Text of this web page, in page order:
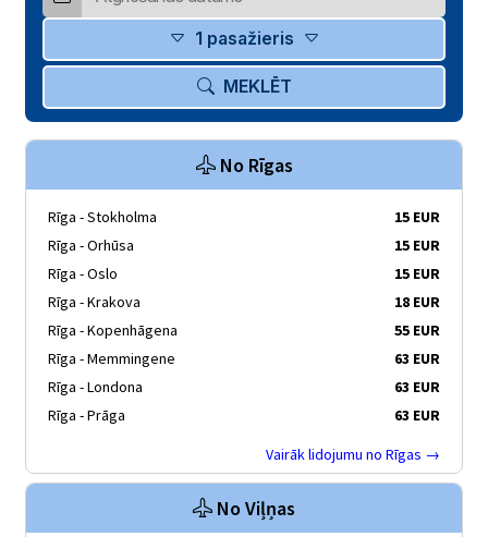
1 pasažieris
MEKLĒT
No Rīgas
Rīga - Stokholma
15 EUR
Rīga - Orhūsa
15 EUR
Rīga - Oslo
15 EUR
Rīga - Krakova
18 EUR
Rīga - Kopenhāgena
55 EUR
Rīga - Memmingene
63 EUR
Rīga - Londona
63 EUR
Rīga - Prāga
63 EUR
Vairāk lidojumu no Rīgas →
No Viļņas